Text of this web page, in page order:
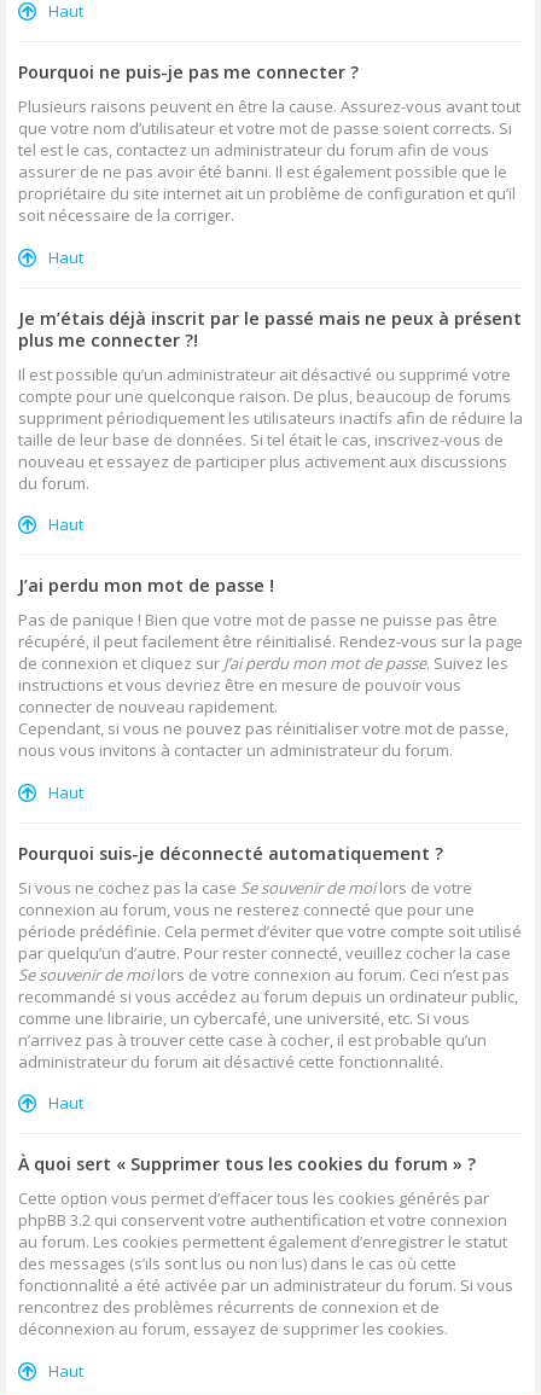
Haut
Pourquoi ne puis-je pas me connecter ?
Plusieurs raisons peuvent en être la cause. Assurez-vous avant tout
que votre nom d’utilisateur et votre mot de passe soient corrects. Si
tel est le cas, contactez un administrateur du forum afin de vous
assurer de ne pas avoir été banni. Il est également possible que le
propriétaire du site internet ait un problème de configuration et qu’il
soit nécessaire de la corriger.
Haut
Je m’étais déjà inscrit par le passé mais ne peux à présent
plus me connecter ?!
Il est possible qu’un administrateur ait désactivé ou supprimé votre
compte pour une quelconque raison. De plus, beaucoup de forums
suppriment périodiquement les utilisateurs inactifs afin de réduire la
taille de leur base de données. Si tel était le cas, inscrivez-vous de
nouveau et essayez de participer plus activement aux discussions
du forum.
Haut
J’ai perdu mon mot de passe !
Pas de panique ! Bien que votre mot de passe ne puisse pas être
récupéré, il peut facilement être réinitialisé. Rendez-vous sur la page
de connexion et cliquez sur J’ai perdu mon mot de passe. Suivez les
instructions et vous devriez être en mesure de pouvoir vous
connecter de nouveau rapidement.
Cependant, si vous ne pouvez pas réinitialiser votre mot de passe,
nous vous invitons à contacter un administrateur du forum.
Haut
Pourquoi suis-je déconnecté automatiquement ?
Si vous ne cochez pas la case Se souvenir de moilors de votre
connexion au forum, vous ne resterez connecté que pour une
période prédéfinie. Cela permet d’éviter que votre compte soit utilisé
par quelqu’un d’autre. Pour rester connecté, veuillez cocher la case
Se souvenir de moilors de votre connexion au forum. Ceci n’est pas
recommandé si vous accédez au forum depuis un ordinateur public,
comme une librairie, un cybercafé, une université, etc. Si vous
n’arrivez pas à trouver cette case à cocher, il est probable qu’un
administrateur du forum ait désactivé cette fonctionnalité.
Haut
À quoi sert « Supprimer tous les cookies du forum » ?
Cette option vous permet d’effacer tous les cookies générés par
phpBB 3.2 qui conservent votre authentification et votre connexion
au forum. Les cookies permettent également d’enregistrer le statut
des messages (s’ils sont lus ou non lus) dans le cas où cette
fonctionnalité a été activée par un administrateur du forum. Si vous
rencontrez des problèmes récurrents de connexion et de
déconnexion au forum, essayez de supprimer les cookies.
Haut